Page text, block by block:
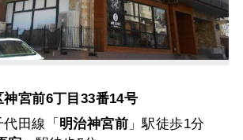
宮前6丁目33番14号
田線「 明治神宮前 」駅徒歩1分